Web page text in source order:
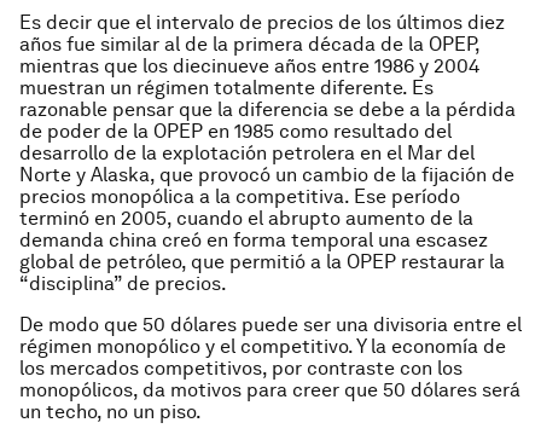
Es decir que el intervalo de precios de los últimos diez
años fue similar al de la primera década de la OPEP,
mientras que los diecinueve años entre 1986 y 2004
muestran un régimen totalmente diferente. Es
razonable pensar que la diferencia se debe a la pérdida
de poder de la OPEP en 1985 como resultado del
desarrollo de la explotación petrolera en el Mar del
Norte y Alaska, que provocó un cambio de la fijación de
precios monopólica a la competitiva. Ese período
terminó en 2005, cuando el abrupto aumento de la
demanda china creó en forma temporal una escasez
global de petróleo, que permitió a la OPEP restaurar la
“disciplina” de precios.
De modo que 50 dólares puede ser una divisoria entre el
régimen monopólico y el competitivo. Y la economía de
los mercados competitivos, por contraste con los
monopólicos, da motivos para creer que 50 dólares será
un techo, no un piso.